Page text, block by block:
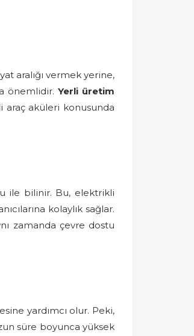
aralığı vermek yerine,
önemlidir.Yerli üretim
araç aküleri konusunda
ile bilinir. Bu, elektrikli
kolaylık sağlar.
zamanda çevre dostu
yardımcı olur. Peki,
süre boyunca yüksek